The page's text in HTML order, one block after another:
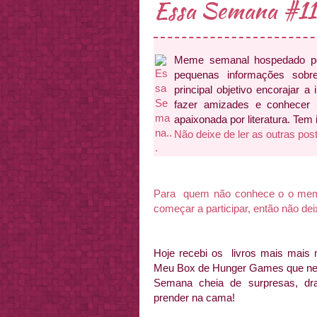
Essa Semana #11
Meme semanal hospedado
pequenas informações
principal objetivo encorajar a
fazer amizades e conhecer
apaixonada por literatura.
Não deixe de ler as outras
Para quem não conhece o o
começar a participar, então não
Hoje recebi os livros mais mais
Meu Box de Hunger Games que
Semana cheia de surpresas,
prender na cama!